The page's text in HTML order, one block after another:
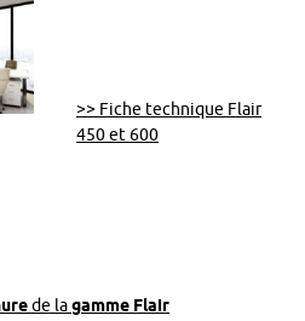
>> Fiche technique Flair
450 et 600
de lagamme Flair